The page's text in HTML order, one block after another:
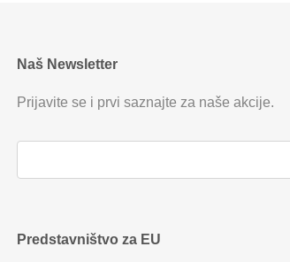
Naš Newsletter
Prijavite se i prvi saznajte za naše akcije.
Predstavništvo za EU